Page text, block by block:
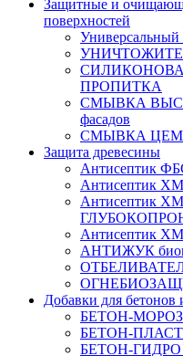
Защитные и
поверхностей
ПРОПИТКА
СМЫВКА
фасадов
СМЫВКА
Защита древесины
Антисептик
Антисептик
Антисептик
Антисептик
АНТИЖУК
Добавки для бетонов
БЕТОН-МОРОЗ
БЕТОН-ПЛАСТ
БЕТОН-ГИДРО